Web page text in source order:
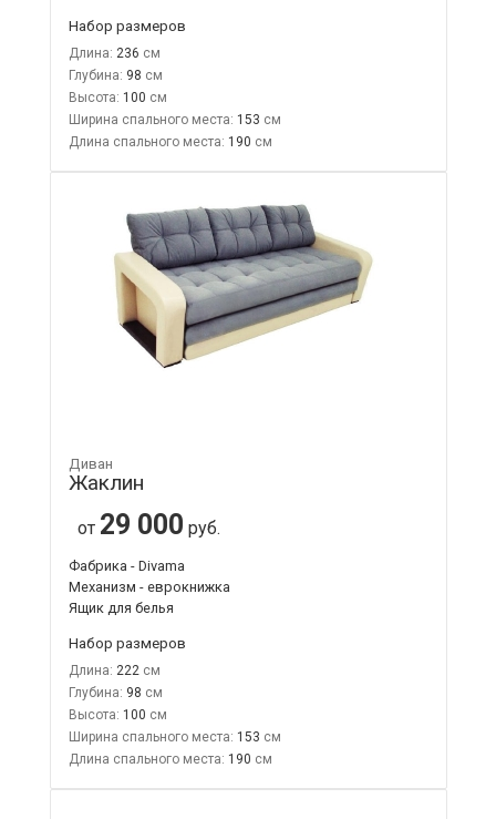
Набор размеров
Длина: 236
Глубина: 98
Высота: 100
Ширина спального места: 153
Длина спального места: 190
Диван
Жаклин
от 29 000 руб.
Фабрика - Divama
Механизм - еврокнижка
Ящик для белья
Набор размеров
Длина: 222
Глубина: 98
Высота: 100
Ширина спального места: 153
Длина спального места: 190